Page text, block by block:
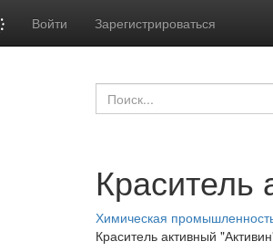
Войти Зарегистрироваться
Краситель
Химическая
Краситель активный